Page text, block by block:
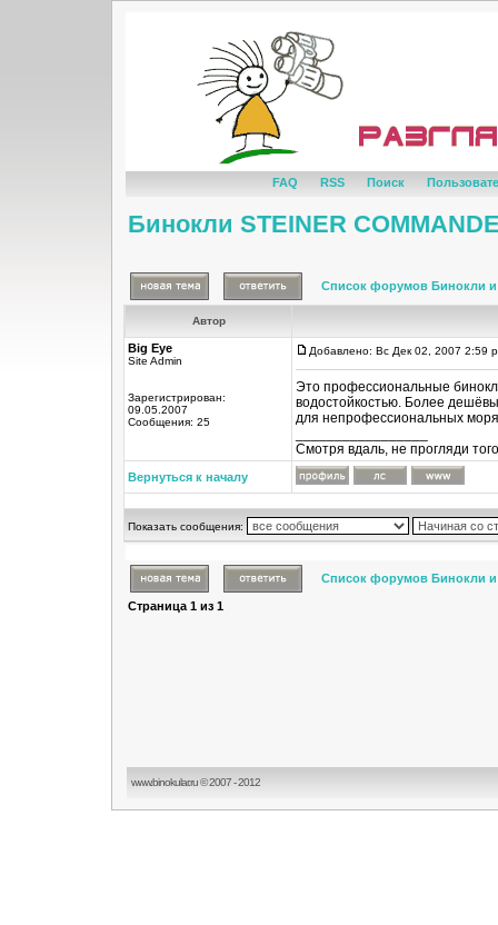
FAQ RSS Поиск
Бинокли STEINER
Список форумов Бинокли и
Автор
Big Eye
Site Admin
Зарегистрирован:
09.05.2007
Сообщения: 25
Добавлено: Вс Дек 02, 2007 2:59
Это профессиональные
водостойкостью. Более
для непрофессиональных
Смотря вдаль, не прогляди
Вернуться к началу
Показать сообщения:
Список форумов Бинокли и
Страница 1 из 1
www.binokular.ru © 2007 - 2012